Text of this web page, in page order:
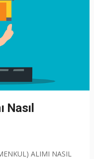
Nasıl
ALIMI NASIL